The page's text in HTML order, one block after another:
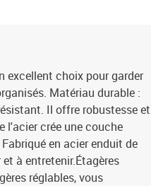
excellent choix pour garder
Matériau durable :
Il offre robustesse et
l'acier crée une couche
en acier enduit de
à entretenir.Étagères
réglables, vous